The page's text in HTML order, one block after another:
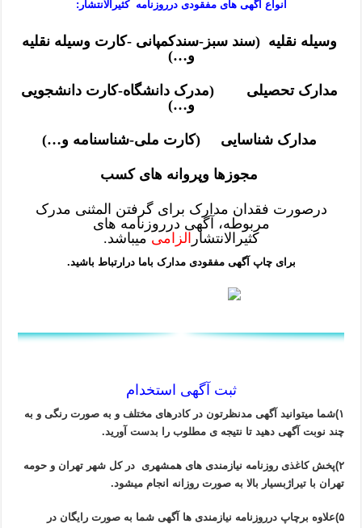
انواع آگهی هایمفقودی درروزنامه کثیرالانتشار:
وسیله نقلیه (سند سبز-سندکمپانی -کارت وسیله نقلیه
و…)
مدارک تحصیلی (مدرک دانشگاه-کارت دانشجویی
و…)
مدارک شناسایی (کارت ملی-شناسنامه و…)
مجوزها وپروانه های کسب
درصورت فقدان مدارک برای گرفتن المثنی مدرک
مربوطه، آگهی درروزنامه های
کثیرالانتشار الزامی میباشد.
برای چاپ آگهی مفقودی مدارک باما درارتباط باشید.
ثبت آگهی استخدام
۱)شما میتوانید آگهی مدنظرتون در کادرهای مختلف و به صورت رنگی و به
چند نوبت آگهی دهید تا نتیجه ی مطلوب را بدست آورید.
۲)پخش کاغذی روزنامه نیازمندی های همشهری در کل شهر تهران و حومه
تهران با تیراژبسیار بالا به صورت روزانه انجام میشود.
۵)علاوه برچاپ درروزنامه نیازمندی ها آگهی شما به صورت رایگان در